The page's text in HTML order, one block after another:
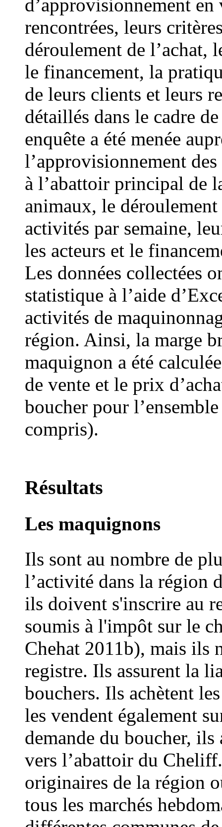
d’approvisionnement
rencontrées, leurs
déroulement de l’achat,
le financement, la
de leurs clients et leurs
détaillés dans le cadre
enquête a été menée
l’approvisionnement
à l’abattoir principal de
animaux, le
activités par semaine,
les acteurs et le
Les données collectées
statistique à l’aide
activités de
région. Ainsi, la marge
maquignon a été
de vente et le prix
boucher pour
compris).
Résultats
Les maquignons
Ils sont au nombre de
l’activité dans la région
ils doivent s'inscrire au
soumis à l'impôt sur le
Chehat 2011b), mais ils
registre. Ils assurent la
bouchers. Ils achètent
les vendent également
demande du boucher,
vers l’abattoir du
originaires de la région
tous les marchés